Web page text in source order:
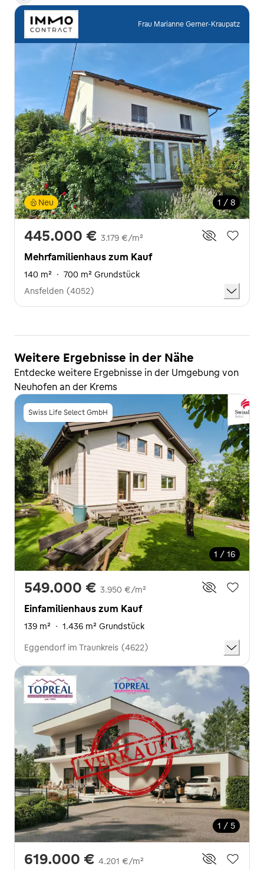
Frau Marianne Gerner-Kraupatz
1 / 8
Neu
445.000 € 3.179 €/m²
Mehrfamilienhaus zum Kauf
140 m² · 700 m² Grundstück
Ansfelden (4052)
Weitere Ergebnisse in der Nähe
Entdecke weitere Ergebnisse in der Umgebung von
Neuhofen an der Krems
Swiss Life Select GmbH
1 / 16
549.000 € 3.950 €/m²
Einfamilienhaus zum Kauf
139 m² · 1.436 m² Grundstück
Eggendorf im Traunkreis (4622)
1 / 5
619.000 € 4.201 €/m²